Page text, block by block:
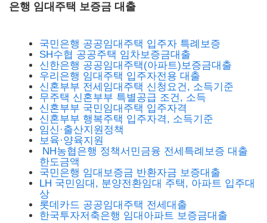
은행 임대주택 보증금 대출
국민은행 공공임대주택 입주자 특례보증
SH수협 공공주택 임차보증금대출
신한은행 공공임대주택(아파트)보증금대출
우리은행 임대주택 입주자전용 대출
신혼부부 전세임대주택 신청요건, 소득기준
무주택 신혼부부 특별공급 조건, 소득
신혼부부 국민임대주택 입주자격
신혼부부 행복주택 입주자격, 소득기준
임신·출산지원정책
보육·양육지원
NH농협은행 정책서민금융 전세특례보증 대출
한도금액
국민은행 임대보증금 반환자금 보증대출
LH 국민임대, 분양전환임대 주택, 아파트 입주대
상
롯데카드 공공임대주택 전세대출
한국투자저축은행 임대아파트 보증금대출